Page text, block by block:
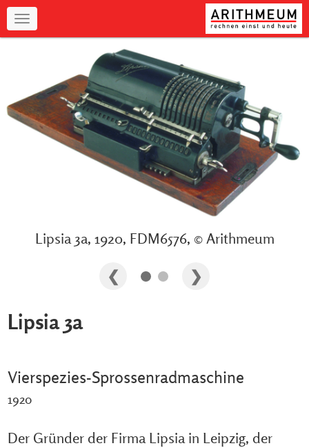
Navigation
Lipsia 3a, 1920, FDM6576, © Arithmeum
Lipsia 3a
Vierspezies-Sprossenradmaschine
1920
Der Gründer der Firma Lipsia in Leipzig, der